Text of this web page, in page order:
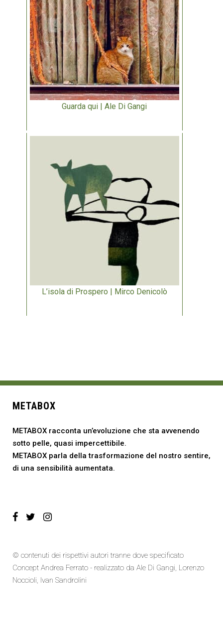
Guarda qui | Ale Di Gangi
L’isola di Prospero | Mirco Denicolò
METABOX
METABOX racconta un’evoluzione che sta avvenendo
sotto pelle, quasi impercettibile.
METABOX parla della trasformazione del nostro sentire,
di una sensibilità aumentata.
© contenuti dei rispettivi autori tranne dove specificato
Concept Andrea Ferrato - realizzato da Ale Di Gangi, Lorenzo
Noccioli, Ivan Sandrolini